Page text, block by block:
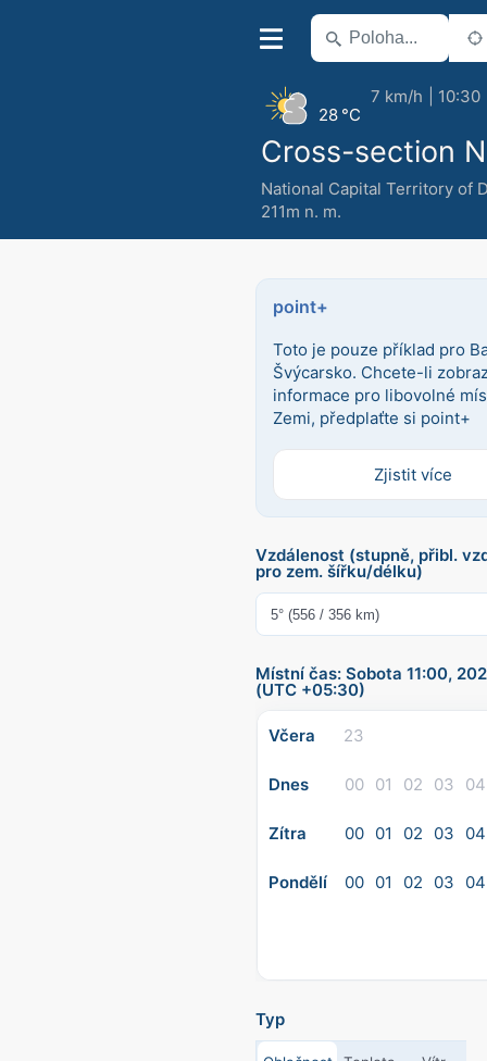
Cross-section
National Capital Territory of
211m n. m.
28 °C
7 km/h 10:30
point+
Toto je pouze příklad pro
Švýcarsko. Chcete-li
informace pro libovolné
Zemi, předplaťte si point+
Zjistit více
Vzdálenost (stupně, přibl.
pro zem. šířku/délku)
Místní čas: Sobota 11:00,
(UTC +05:30)
Včera 23
Dnes 00 01 02 03 04
Zítra 00 01 02 03 04
Pondělí 00 01 02 03 04
Typ